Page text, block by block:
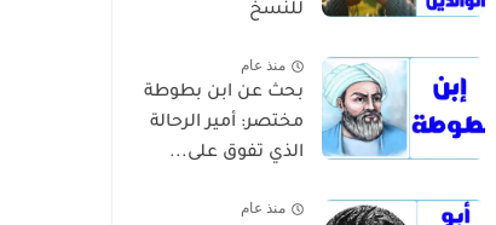
للنسخ
منذ عام
بحث عن ابن بطوطة
مختصر: أمير الرحالة
الذي تفوق على...
منذ عام